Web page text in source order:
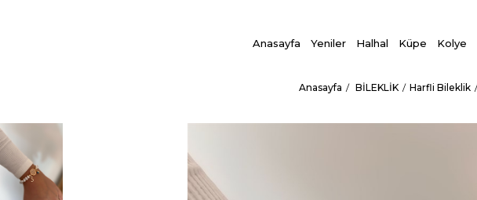
Anasayfa Yeniler Halhal Küpe Kolye
Anasayfa BİLEKLİK Harfli Bileklik